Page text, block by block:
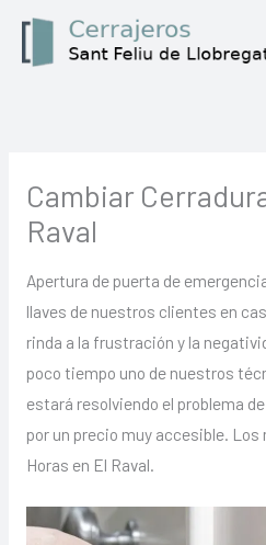
Cambiar
Raval
Apertura de puerta de
llaves de nuestros clientes en
rinda a la frustración y la
poco tiempo uno de nuestros
estará resolviendo el problema
por un precio muy accesible.
Horas en El Raval.